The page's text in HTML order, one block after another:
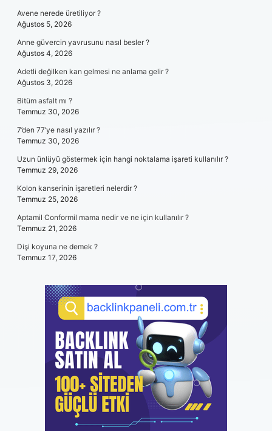
Avene nerede üretiliyor ?
Ağustos 5, 2026
Anne güvercin yavrusunu nasıl besler ?
Ağustos 4, 2026
Adetli değilken kan gelmesi ne anlama gelir ?
Ağustos 3, 2026
Bitüm asfalt mı ?
Temmuz 30, 2026
7’den 77’ye nasıl yazılır ?
Temmuz 30, 2026
Uzun ünlüyü göstermek için hangi noktalama işareti kullanılır ?
Temmuz 29, 2026
Kolon kanserinin işaretleri nelerdir ?
Temmuz 25, 2026
Aptamil Conformil mama nedir ve ne için kullanılır ?
Temmuz 21, 2026
Dişi koyuna ne demek ?
Temmuz 17, 2026